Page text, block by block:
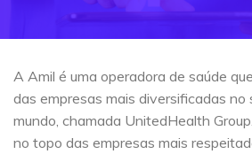
A Amil é uma operadora de saúde
das empresas mais diversificadas no
mundo, chamada UnitedHealth
no topo das empresas mais